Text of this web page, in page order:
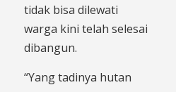
tidak bisa dilewati
warga kini telah selesai
dibangun.
“Yang tadinya hutan